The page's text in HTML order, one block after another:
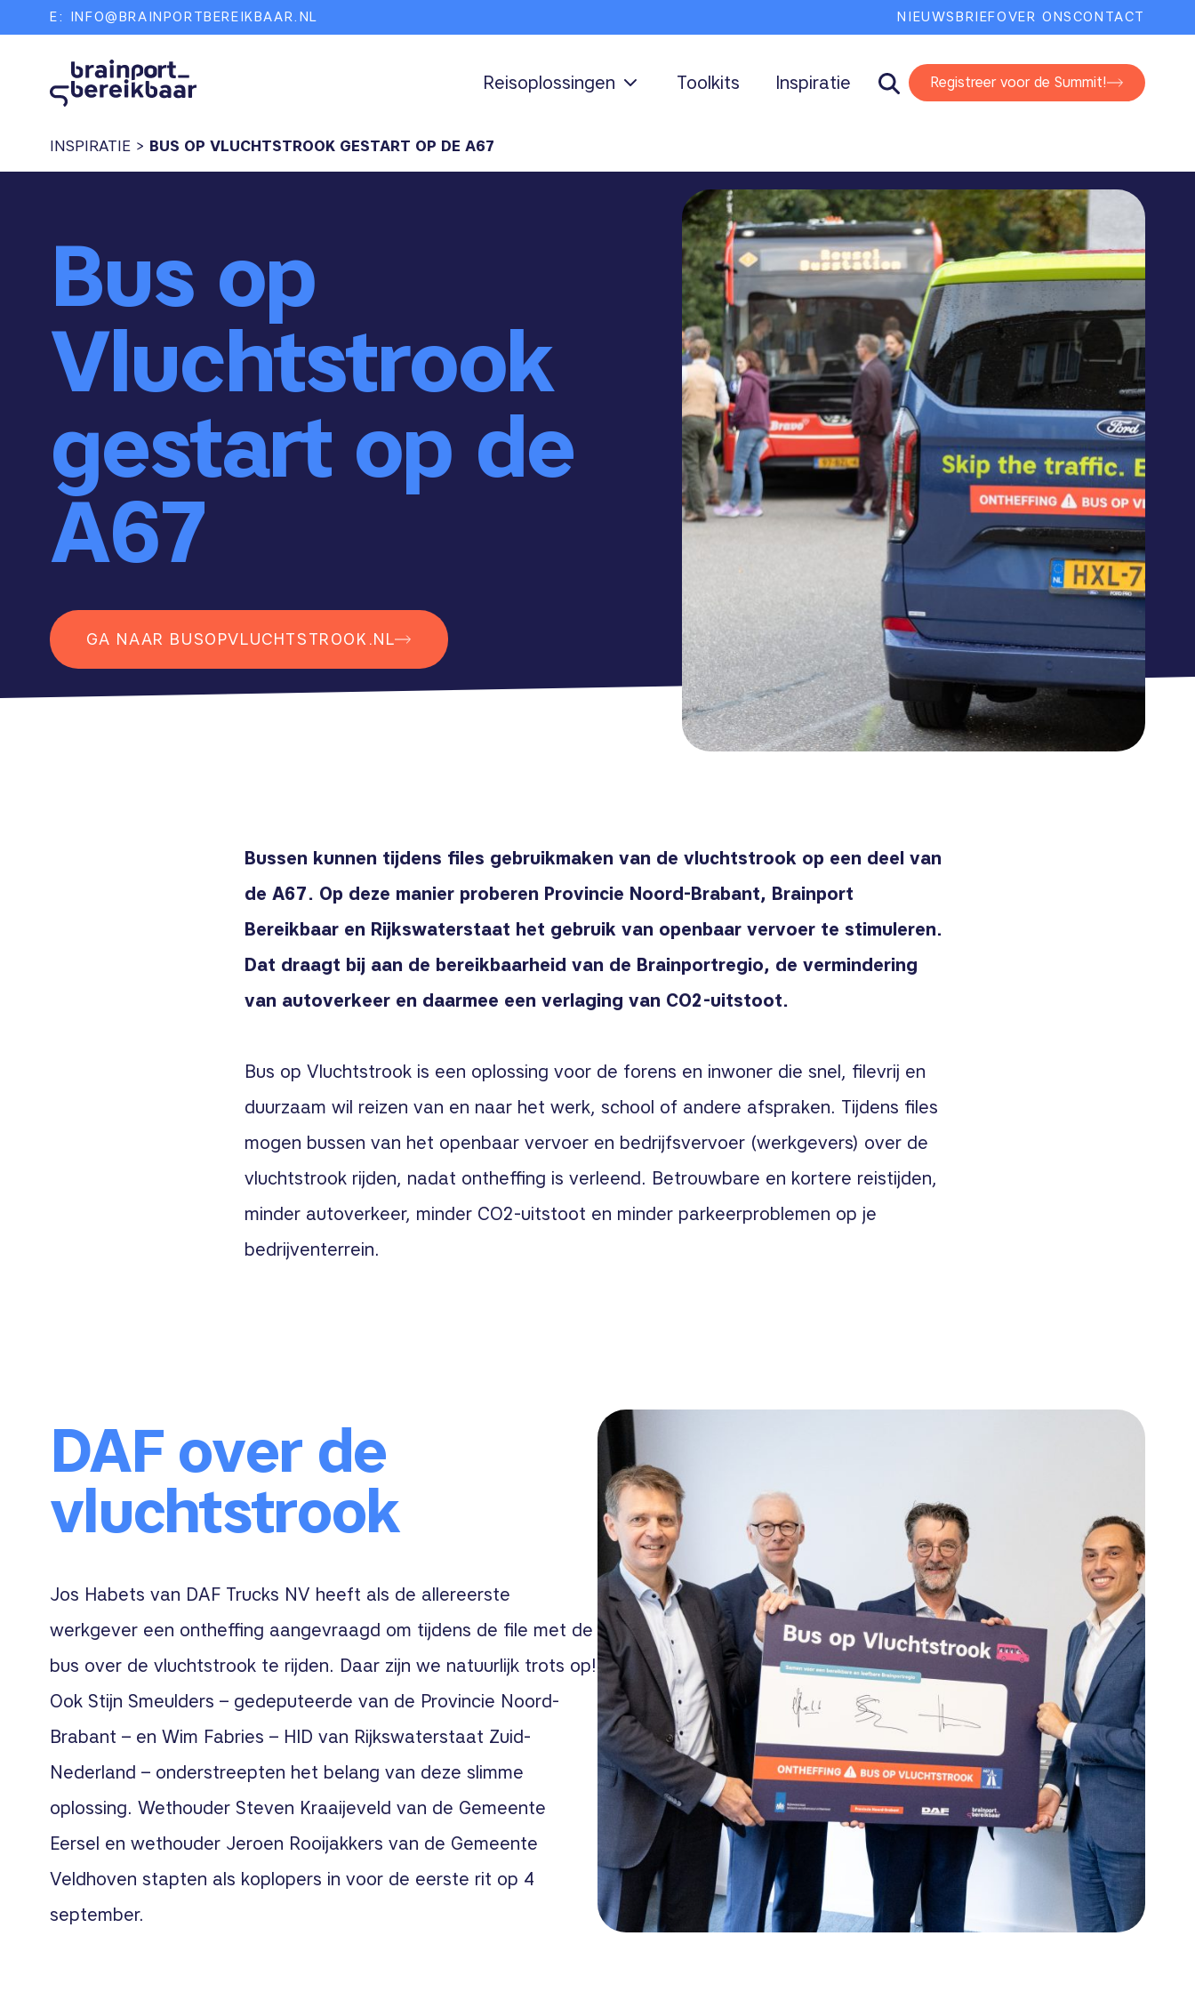
E: INFO@BRAINPORTBEREIKBAAR.NL NIEUWSBRIEFOVER ONSCONTACT
Reisoplossingen Toolkits Inspiratie Registreer voor de Summit!
INSPIRATIE > BUS OP VLUCHTSTROOK GESTART OP DE A67
Bus op
Vluchtstrook
gestart op de
A67
GA NAAR BUSOPVLUCHTSTROOK.NL
Bussen kunnen tijdens files gebruikmaken van de vluchtstrook op een deel van
de A67. Op deze manier proberen Provincie Noord-Brabant, Brainport
Bereikbaar en Rijkswaterstaat het gebruik van openbaar vervoer te stimuleren.
Dat draagt bij aan de bereikbaarheid van de Brainportregio, de vermindering
van autoverkeer en daarmee een verlaging van CO2-uitstoot.
Bus op Vluchtstrook is een oplossing voor de forens en inwoner die snel, filevrij en
duurzaam wil reizen van en naar het werk, school of andere afspraken. Tijdens files
mogen bussen van het openbaar vervoer en bedrijfsvervoer (werkgevers) over de
vluchtstrook rijden, nadat ontheffing is verleend. Betrouwbare en kortere reistijden,
minder autoverkeer, minder CO2-uitstoot en minder parkeerproblemen op je
bedrijventerrein.
DAF over de
vluchtstrook
Jos Habets van DAF Trucks NV heeft als de allereerste
werkgever een ontheffing aangevraagd om tijdens de file met de
bus over de vluchtstrook te rijden. Daar zijn we natuurlijk trots op!
Ook Stijn Smeulders – gedeputeerde van de Provincie Noord-
Brabant – en Wim Fabries – HID van Rijkswaterstaat Zuid-
Nederland – onderstreepten het belang van deze slimme
oplossing. Wethouder Steven Kraaijeveld van de Gemeente
Eersel en wethouder Jeroen Rooijakkers van de Gemeente
Veldhoven stapten als koplopers in voor de eerste rit op 4
september.